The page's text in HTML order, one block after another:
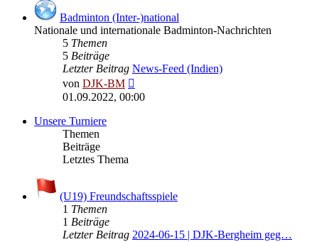
Badminton (Inter-)national
Nationale und internationale Badminton-Nachrichten
5 Themen
5 Beiträge
Letzter Beitrag News-Feed (Indien)
von DJK-BM
Beitrag
01.09.2022, 00:00
Unsere Turniere
Themen
Beiträge
Letztes Thema
(U19) Freundschaftsspiele
1 Themen
1 Beiträge
Letzter Beitrag 2024-06-15 | DJK-Bergheim geg…